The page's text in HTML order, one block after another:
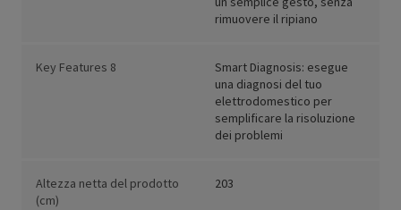
rimuovere il ripiano
Key Features 8
Smart Diagnosis: esegue
una diagnosi del tuo
elettrodomestico per
semplificare la risoluzione
dei problemi
Altezza netta del prodotto
(cm)
203